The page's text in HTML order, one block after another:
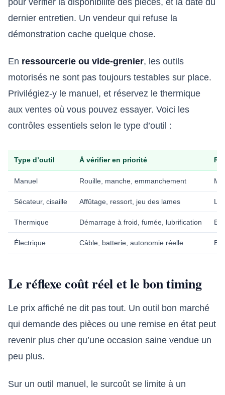
dernier entretien. Un vendeur qui refuse la
démonstration cache quelque chose.
En ressourcerie ou vide-grenier, les outils
motorisés ne sont pas toujours testables sur place.
Privilégiez-y le manuel, et réservez le thermique
aux ventes où vous pouvez essayer. Voici les
contrôles essentiels selon le type d’outil :
Type d’outil À vérifier en priorité
Manuel Rouille, manche, emmanchement
Sécateur, cisaille Affûtage, ressort, jeu des lames
Thermique Démarrage à froid, fumée, lubrification
Électrique Câble, batterie, autonomie réelle
Le réflexe coût réel et le bon timing
Le prix affiché ne dit pas tout. Un outil bon marché
qui demande des pièces ou une remise en état peut
revenir plus cher qu’une occasion saine vendue un
peu plus.
Sur un outil manuel, le surcoût se limite à un